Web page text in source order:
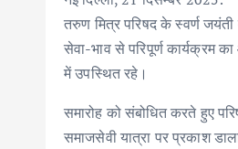
तरुण मित्र परिषद के स्वर्ण
सेवा-भाव से परिपूर्ण कार्यक्रम
में उपस्थित रहे।
समारोह को संबोधित करते हुए
समाजसेवी यात्रा पर प्रकाश